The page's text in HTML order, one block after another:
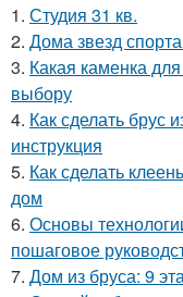
1. Студия 31 кв.
2. Дома звезд
3. Какая каменка
выбору
4. Как сделать брус
инструкция
5. Как сделать
дом
6. Основы
пошаговое
7. Дом из бруса: 9